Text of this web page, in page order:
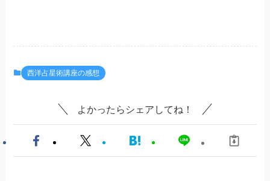
西洋占星術講座の感想
よかったらシェアしてね！